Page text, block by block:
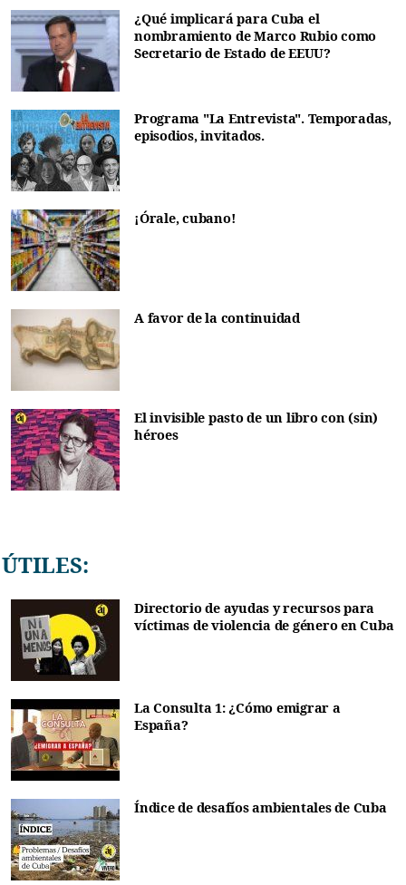
¿Qué implicará para Cuba el
nombramiento de Marco Rubio como
Secretario de Estado de EEUU?
Programa "La Entrevista". Temporadas,
episodios, invitados.
¡Órale, cubano!
A favor de la continuidad
El invisible pasto de un libro con (sin)
héroes
ÚTILES:
Directorio de ayudas y recursos para
víctimas de violencia de género en Cuba
La Consulta 1: ¿Cómo emigrar a
España?
Índice de desafíos ambientales de Cuba